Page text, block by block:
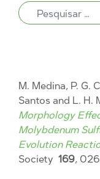
M. Medina, P. G.
Santos and L. H.
Morphology
Molybdenum
Evolution
Society 169,